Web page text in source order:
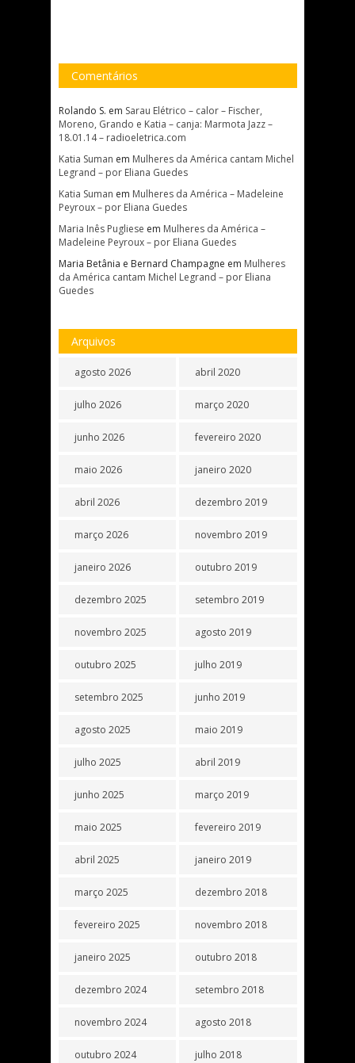
Comentários
Rolando S. em Sarau Elétrico – calor – Fischer,
Moreno, Grando e Katia – canja: Marmota Jazz –
18.01.14 – radioeletrica.com
Katia Suman em Mulheres da América cantam Michel
Legrand – por Eliana Guedes
Katia Suman em Mulheres da América – Madeleine
Peyroux – por Eliana Guedes
Maria Inês Pugliese em Mulheres da América –
Madeleine Peyroux – por Eliana Guedes
Maria Betânia e Bernard Champagne em Mulheres
da América cantam Michel Legrand – por Eliana
Guedes
Arquivos
agosto 2026
julho 2026
junho 2026
maio 2026
abril 2026
março 2026
janeiro 2026
dezembro 2025
novembro 2025
outubro 2025
setembro 2025
agosto 2025
julho 2025
junho 2025
maio 2025
abril 2025
março 2025
fevereiro 2025
janeiro 2025
dezembro 2024
novembro 2024
outubro 2024
abril 2020
março 2020
fevereiro 2020
janeiro 2020
dezembro 2019
novembro 2019
outubro 2019
setembro 2019
agosto 2019
julho 2019
junho 2019
maio 2019
abril 2019
março 2019
fevereiro 2019
janeiro 2019
dezembro 2018
novembro 2018
outubro 2018
setembro 2018
agosto 2018
julho 2018